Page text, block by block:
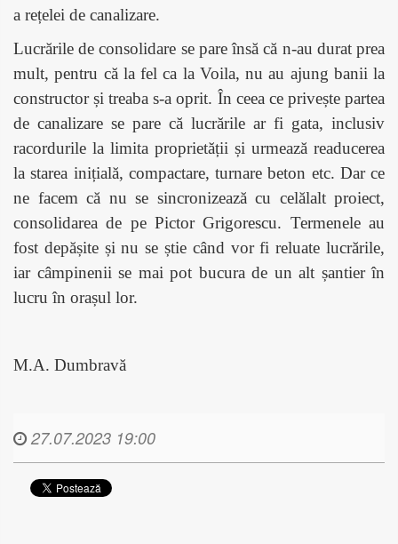
a rețelei de canalizare.
Lucrările de consolidare se pare însă că n-au durat prea
mult, pentru că la fel ca la Voila, nu au ajung banii la
constructor și treaba s-a oprit. În ceea ce privește partea
de canalizare se pare că lucrările ar fi gata, inclusiv
racordurile la limita proprietății și urmează readucerea
la starea inițială, compactare, turnare beton etc. Dar ce
ne facem că nu se sincronizează cu celălalt proiect,
consolidarea de pe Pictor Grigorescu. Termenele au
fost depășite și nu se știe când vor fi reluate lucrările,
iar câmpinenii se mai pot bucura de un alt șantier în
lucru în orașul lor.
M.A. Dumbravă
27.07.2023 19:00